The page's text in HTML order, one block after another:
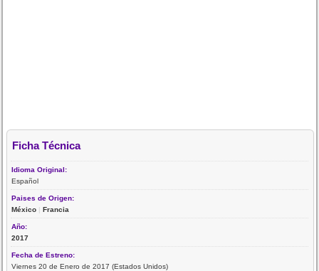
Ficha Técnica
Idioma Original:
Español
Paises de Origen:
México |Francia
Año:
2017
Fecha de Estreno:
Viernes 20 de Enero de 2017 (Estados Unidos)